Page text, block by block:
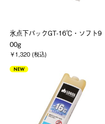
氷点下パックGT-16℃・ソフト9
00g
￥1,320 (税込)
NEW